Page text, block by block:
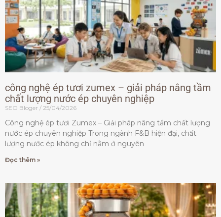
công nghệ ép tươi zumex – giải pháp nâng tầm
chất lượng nước ép chuyên nghiệp
SEO Bloger 25/04/2026
Công nghệ ép tươi Zumex – Giải pháp nâng tầm chất lượng
nước ép chuyên nghiệp Trong ngành F&B hiện đại, chất
lượng nước ép không chỉ nằm ở nguyên
Đọc thêm »